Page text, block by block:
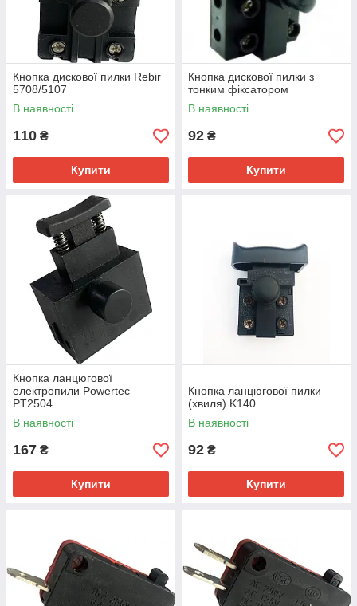
Кнопка дискової пилки Rebir
5708/5107
В наявності
110 ₴
Купити
Кнопка дискової пилки з
тонким фіксатором
В наявності
92 ₴
Купити
Кнопка ланцюгової
електропили Powertec
PT2504
В наявності
167 ₴
Купити
Кнопка ланцюгової пилки
(хвиля) K140
В наявності
92 ₴
Купити